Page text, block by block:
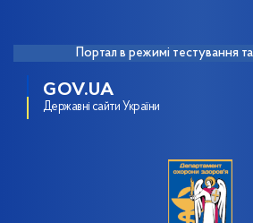
Портал в режимі тестування
GOV.UA
Державні сайти України